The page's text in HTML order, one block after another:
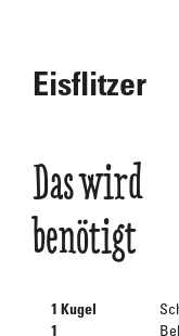
Eisflitzer
Das wird
benötigt
1 Kugel
1